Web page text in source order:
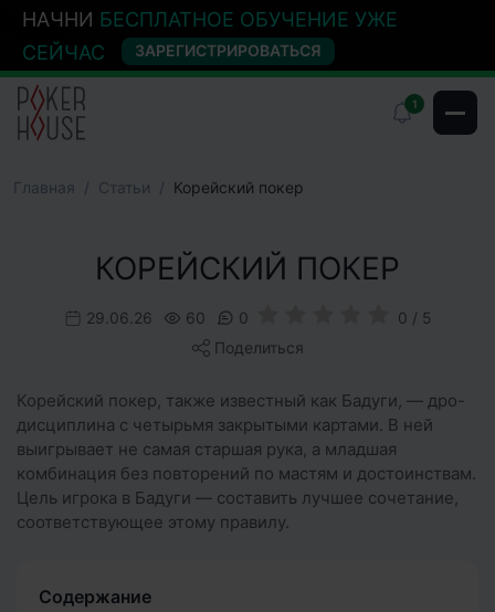
НАЧНИ БЕСПЛАТНОЕ ОБУЧЕНИЕ УЖЕ
СЕЙЧАС
ЗАРЕГИСТРИРОВАТЬСЯ
1
Главная Cтатьи Корейский покер
КОРЕЙСКИЙ ПОКЕР
29.06.26 60 0
0 / 5
Поделиться
Корейский покер, также известный как Бадуги, — дро-
дисциплина с четырьмя закрытыми картами. В ней
выигрывает не самая старшая рука, а младшая
комбинация без повторений по мастям и достоинствам.
Цель игрока в Бадуги — составить лучшее сочетание,
соответствующее этому правилу.
Содержание